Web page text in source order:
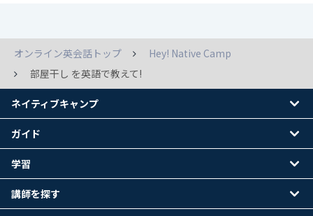
オンライン英会話トップ
Hey! Native Camp
部屋干し を英語で教えて!
ネイティブキャンプ
ガイド
学習
講師を探す